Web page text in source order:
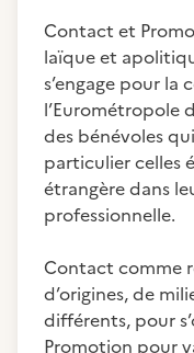
Contact et
laïque et
s’engage pour la
l’Eurométropole
des bénévoles
particulier celles
étrangère dans
professionnelle.
Contact comme
d’origines, de
différents, pour
Promotion pour